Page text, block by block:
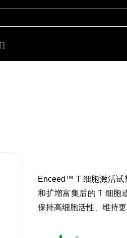
Enceed™ T 细胞激活试
和扩增富集后的 T 细胞
保持高细胞活性、维持